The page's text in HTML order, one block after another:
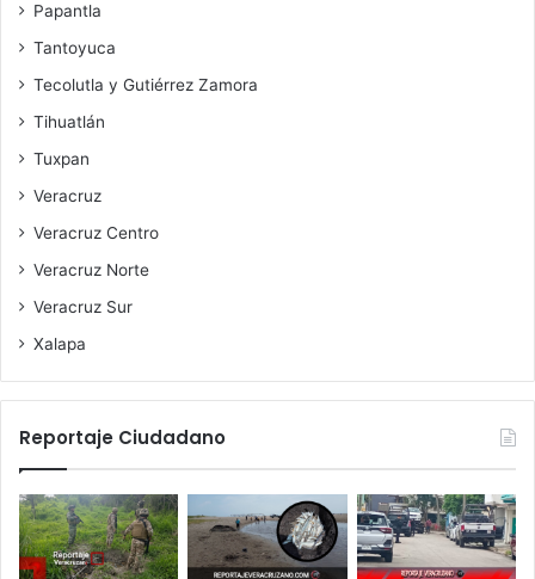
Papantla
Tantoyuca
Tecolutla y Gutiérrez Zamora
Tihuatlán
Tuxpan
Veracruz
Veracruz Centro
Veracruz Norte
Veracruz Sur
Xalapa
Reportaje Ciudadano